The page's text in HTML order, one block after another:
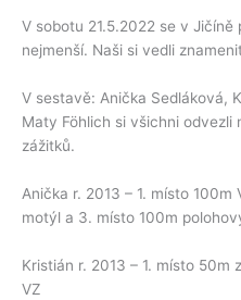
V sobotu 21.5.2022 se v
nejmenší. Naši si vedli
V sestavě: Anička Sedláková,
Maty Föhlich si všichni odvezli
zážitků.
Anička r. 2013 – 1. místo
motýl a 3. místo 100m
Kristián r. 2013 – 1. místo 50m
VZ